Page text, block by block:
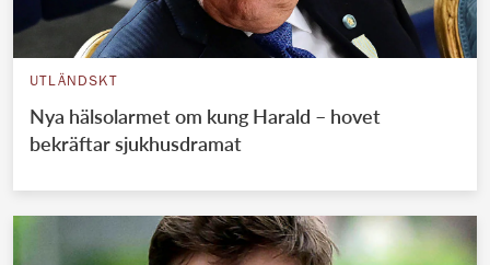
UTLÄNDSKT
Nya hälsolarmet om kung Harald – hovet
bekräftar sjukhusdramat